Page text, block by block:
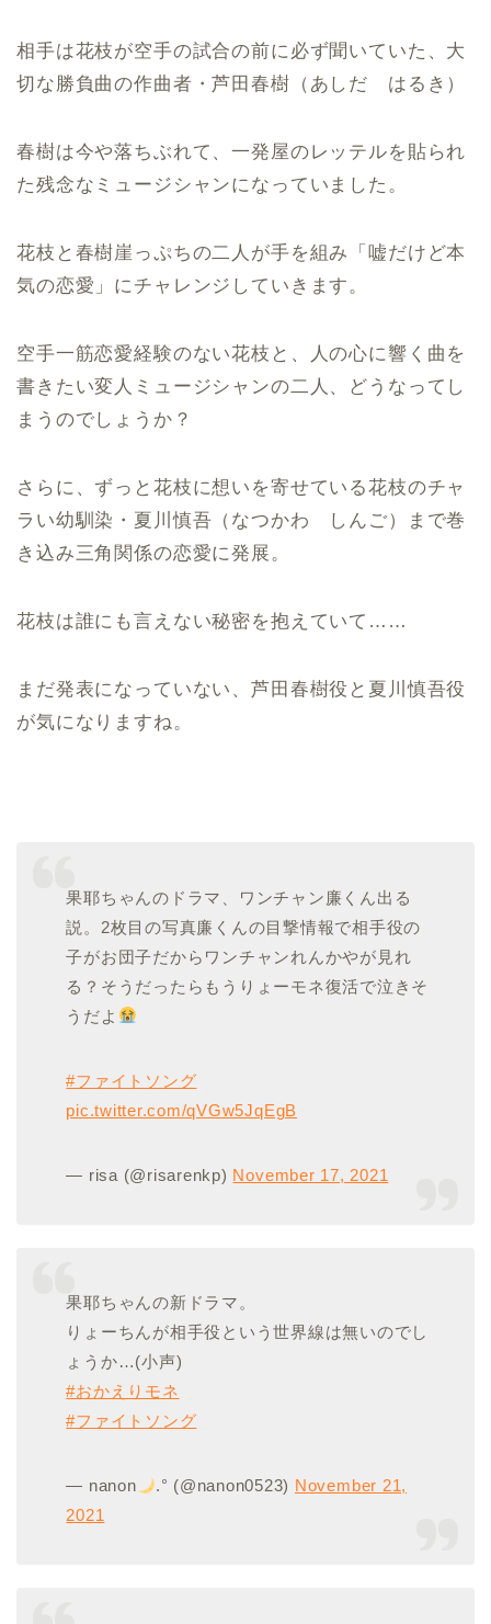
相手は花枝が空手の試合の前に必ず聞いていた、大
切な勝負曲の作曲者・芦田春樹（あしだ はるき）
春樹は今や落ちぶれて、一発屋のレッテルを貼られ
た残念なミュージシャンになっていました。
花枝と春樹崖っぷちの二人が手を組み「嘘だけど本
気の恋愛」にチャレンジしていきます。
空手一筋恋愛経験のない花枝と、人の心に響く曲を
書きたい変人ミュージシャンの二人、どうなってし
まうのでしょうか？
さらに、ずっと花枝に想いを寄せている花枝のチャ
ラい幼馴染・夏川慎吾（なつかわ しんご）まで巻
き込み三角関係の恋愛に発展。
花枝は誰にも言えない秘密を抱えていて……
まだ発表になっていない、芦田春樹役と夏川慎吾役
が気になりますね。
果耶ちゃんのドラマ、ワンチャン廉くん出る
説。2枚目の写真廉くんの目撃情報で相手役の
子がお団子だからワンチャンれんかやが見れ
る？そうだったらもうりょーモネ復活で泣きそ
うだよ
#ファイトソング
pic.twitter.com/qVGw5JqEgB
— risa (@risarenkp) November 17, 2021
果耶ちゃんの新ドラマ。
りょーちんが相手役という世界線は無いのでし
ょうか…(小声)
#おかえりモネ
#ファイトソング
— nanon .° (@nanon0523) November 21,
2021